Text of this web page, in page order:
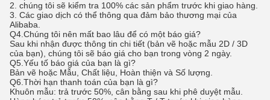
2. chúng tôi sẽ kiểm tra 100% các sản phẩm trước khi giao hàng.
3. Các giao dịch có thể thông qua đảm bảo thương mại của
Alibaba.
Q4.Chúng tôi nên mất bao lâu để có một báo giá?
Sau khi nhận được thông tin chi tiết (bản vẽ hoặc mẫu 2D / 3D
của bạn), chúng tôi sẽ báo giá cho bạn trong vòng 2 ngày.
Q5.Yếu tố báo giá của bạn là gì?
Bản vẽ hoặc Mẫu, Chất liệu, Hoàn thiện và Số lượng.
Q6.Thời hạn thanh toán của bạn là gì?
Khuôn mẫu: trả trước 50%, cân bằng sau khi phê duyệt mẫu.